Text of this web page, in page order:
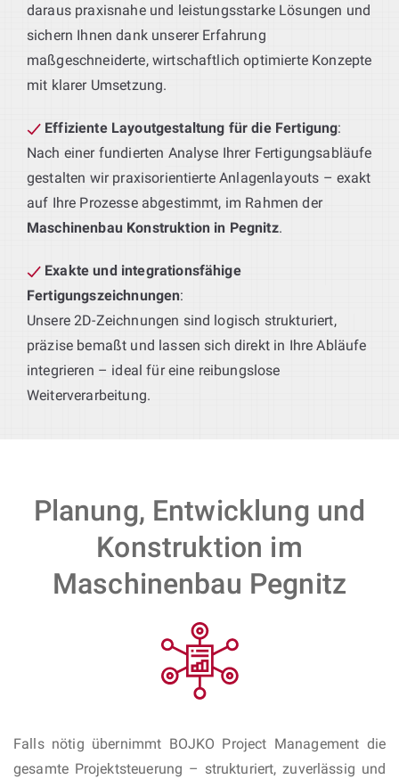
daraus praxisnahe und leistungsstarke Lösungen und
sichern Ihnen dank unserer Erfahrung
maßgeschneiderte, wirtschaftlich optimierte Konzepte
mit klarer Umsetzung.
Effiziente Layoutgestaltung für die Fertigung:
Nach einer fundierten Analyse Ihrer Fertigungsabläufe
gestalten wir praxisorientierte Anlagenlayouts – exakt
auf Ihre Prozesse abgestimmt, im Rahmen der
Maschinenbau Konstruktion in Pegnitz.
Exakte und integrationsfähige
Fertigungszeichnungen:
Unsere 2D-Zeichnungen sind logisch strukturiert,
präzise bemaßt und lassen sich direkt in Ihre Abläufe
integrieren – ideal für eine reibungslose
Weiterverarbeitung.
Planung, Entwicklung und
Konstruktion im
Maschinenbau Pegnitz
Falls nötig übernimmt BOJKO Project Management die
gesamte Projektsteuerung – strukturiert, zuverlässig und